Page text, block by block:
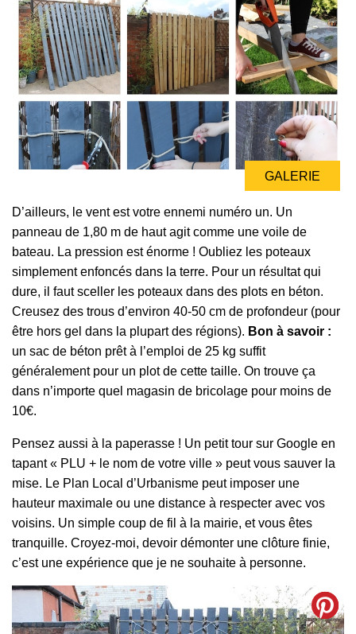
GALERIE
GALERIE
D’ailleurs, le vent est votre ennemi numéro un. Un
panneau de 1,80 m de haut agit comme une voile de
bateau. La pression est énorme ! Oubliez les poteaux
simplement enfoncés dans la terre. Pour un résultat qui
dure, il faut sceller les poteaux dans des plots en béton.
Creusez des trous d’environ 40-50 cm de profondeur (pour
être hors gel dans la plupart des régions). Bon à savoir :
un sac de béton prêt à l’emploi de 25 kg suffit
généralement pour un plot de cette taille. On trouve ça
dans n’importe quel magasin de bricolage pour moins de
10€.
Pensez aussi à la paperasse ! Un petit tour sur Google en
tapant « PLU + le nom de votre ville » peut vous sauver la
mise. Le Plan Local d’Urbanisme peut imposer une
hauteur maximale ou une distance à respecter avec vos
voisins. Un simple coup de fil à la mairie, et vous êtes
tranquille. Croyez-moi, devoir démonter une clôture finie,
c’est une expérience que je ne souhaite à personne.